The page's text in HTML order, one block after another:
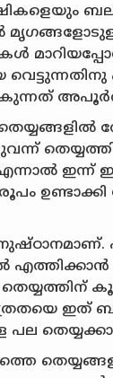
എന്നാൽ
രൂപം
ഇത്
പല